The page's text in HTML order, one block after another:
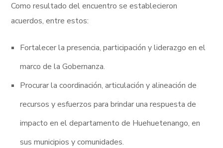
Como resultado del encuentro se establecieron
acuerdos, entre estos:
Fortalecer la presencia, participación y liderazgo en el
marco de la Gobernanza.
Procurar la coordinación, articulación y alineación de
recursos y esfuerzos para brindar una respuesta de
impacto en el departamento de Huehuetenango, en
sus municipios y comunidades.